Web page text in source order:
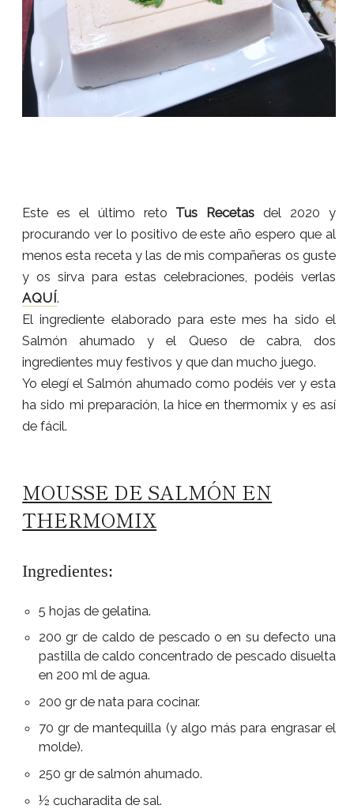
Este es el último reto Tus Recetas del 2020 y
procurando ver lo positivo de este año espero que al
menos esta receta y las de mis compañeras os guste
y os sirva para estas celebraciones, podéis verlas
AQUÍ.
El ingrediente elaborado para este mes ha sido el
Salmón ahumado y el Queso de cabra, dos
ingredientes muy festivos y que dan mucho juego.
Yo elegí el Salmón ahumado como podéis ver y esta
ha sido mi preparación, la hice en thermomix y es así
de fácil.
MOUSSE DE SALMÓN EN
THERMOMIX
Ingredientes:
5 hojas de gelatina.
200 gr de caldo de pescado o en su defecto una
pastilla de caldo concentrado de pescado disuelta
en 200 ml de agua.
200 gr de nata para cocinar.
70 gr de mantequilla (y algo más para engrasar el
molde).
250 gr de salmón ahumado.
½ cucharadita de sal.